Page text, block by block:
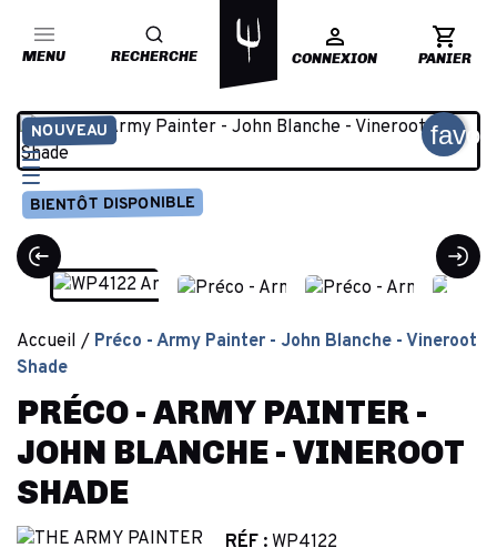
MENU RECHERCHE CONNEXION PANIER
NOUVEAU
BIENTÔT DISPONIBLE
Accueil
Préco - Army Painter - John Blanche - Vineroot
Shade
PRÉCO - ARMY PAINTER -
JOHN BLANCHE - VINEROOT
SHADE
RÉF : WP4122